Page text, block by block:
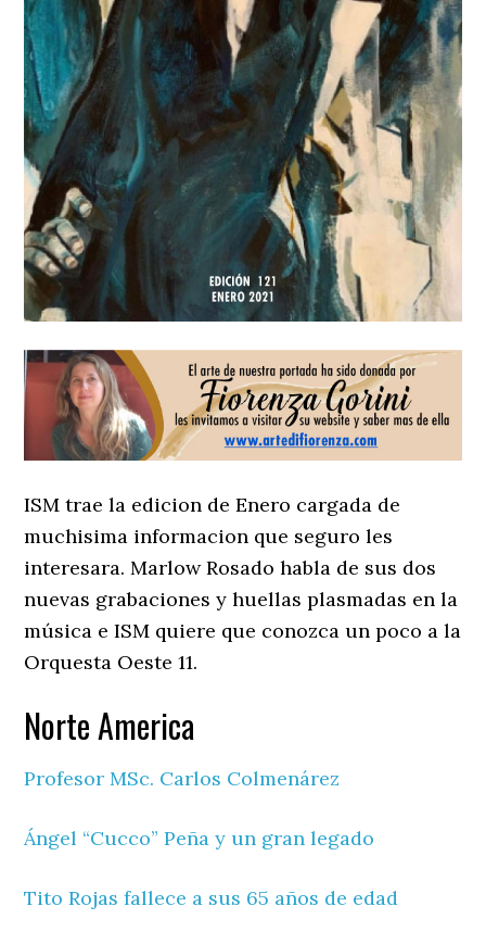
ISM trae la edicion de Enero cargada de
muchisima informacion que seguro les
interesara. Marlow Rosado habla de sus dos
nuevas grabaciones y huellas plasmadas en la
música e ISM quiere que conozca un poco a la
Orquesta Oeste 11.
Norte America
Profesor MSc. Carlos Colmenárez
Ángel “Cucco” Peña y un gran legado
Tito Rojas fallece a sus 65 años de edad